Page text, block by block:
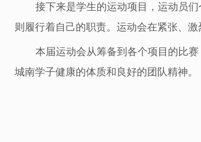
接下来是学生的运动项目，运动员
则履行着自己的职责。运动会在紧张、
本届运动会从筹备到各个项目的比
城南学子健康的体质和良好的团队精神。